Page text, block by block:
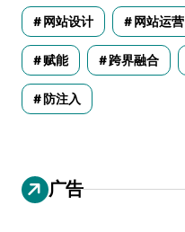
网站设计 网站运营
赋能 跨界融合
防注入
广告